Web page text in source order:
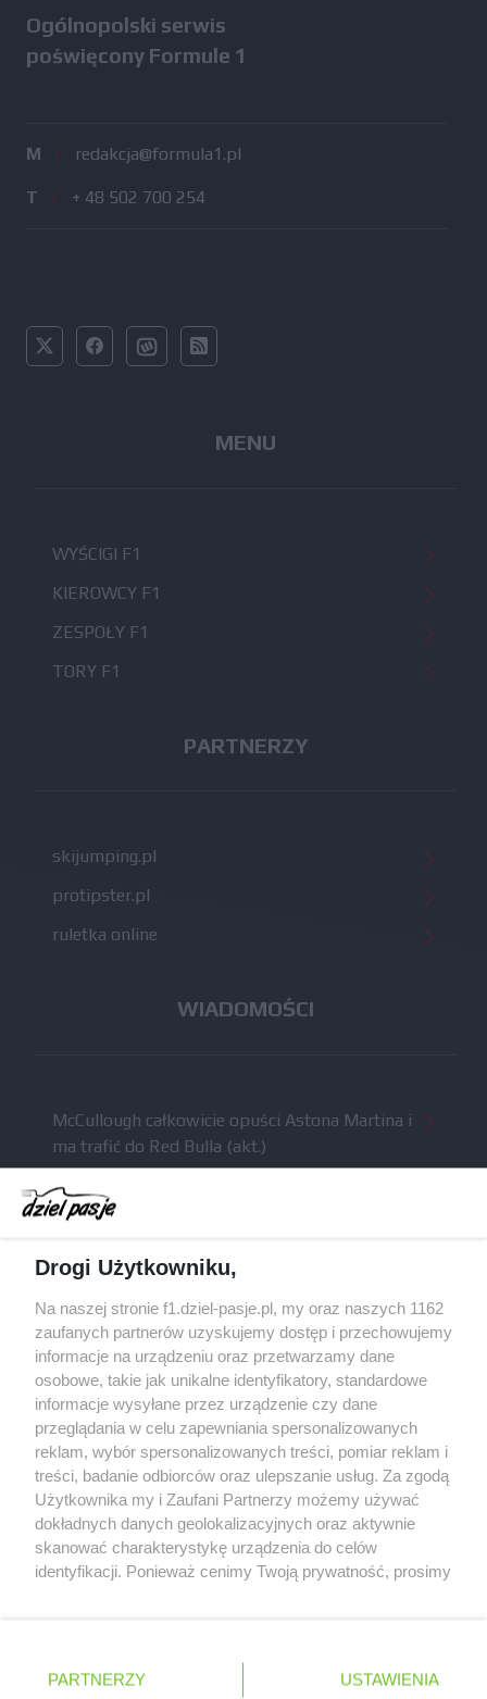
Ogólnopolski serwis
poświęcony Formule 1
M / redakcja@formula1.pl
T / + 48 502 700 254
MENU
WYŚCIGI F1
KIEROWCY F1
ZESPOŁY F1
TORY F1
PARTNERZY
skijumping.pl
protipster.pl
ruletka online
WIADOMOŚCI
McCullough całkowicie opuści Astona Martina i
ma trafić do Red Bulla (akt.)
Dochód F1 spadł o 61 procent względem
zeszłego sezonu
algorytmach?
Honda uświadomiła sobie skalę problemów z
silnikiem dopiero w styczniu
Audi planuje wprowadzić jeszcze cztery duże
pakiety poprawek w 2026 roku
Polityka prywatności © 2004 - 2026 GPmedia
Kopiowanie treści bez
zgody autorów zabronione.
powiązana w żaden sposób z grupą przedsiębiorstw Formula
One, oraz oznaczeniami F1, FORMULA ONE, FORMULA 1 FIA
Serwis internetowy, z którego korzystasz, używa plików
cookies. Są to pliki instalowane w urządzeniach
końcowych osób korzystających z serwisu, w celu
administrowania serwisem, poprawy jakości
świadczonych usług w tym dostosowania treści serwisu
Dowiedz się więcej o naszej polityce
Drogi Użytkowniku,
Na naszej stronie f1.dziel-pasje.pl, my oraz naszych 1162
zaufanych partnerów uzyskujemy dostęp i przechowujemy
informacje na urządzeniu oraz przetwarzamy dane
osobowe, takie jak unikalne identyfikatory, standardowe
informacje wysyłane przez urządzenie czy dane
przeglądania w celu zapewniania spersonalizowanych
reklam, wybór spersonalizowanych treści, pomiar reklam i
treści, badanie odbiorców oraz ulepszanie usług. Za zgodą
Użytkownika my i Zaufani Partnerzy możemy używać
dokładnych danych geolokalizacyjnych oraz aktywnie
skanować charakterystykę urządzenia do celów
identyfikacji. Ponieważ cenimy Twoją prywatność, prosimy
prywatności znajdujący się w lewym dolnym rogu strony
. Niektóre rodzaje przetwarzania danych nie wymagają
PARTNERZY USTAWIENIA